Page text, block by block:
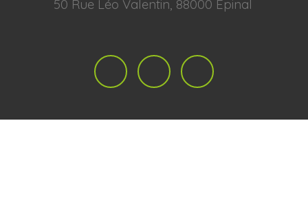
50 Rue Léo Valentin, 88000 Épinal